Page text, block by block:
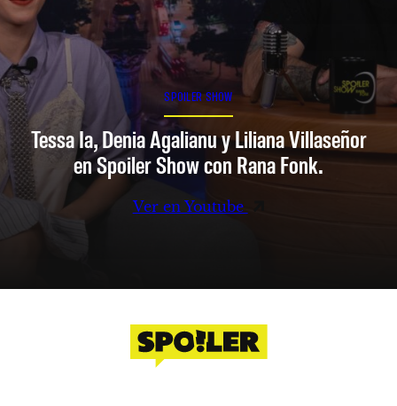
SPOILER SHOW
Tessa Ia, Denia Agalianu y Liliana Villaseñor
en Spoiler Show con Rana Fonk.
Ver en Youtube